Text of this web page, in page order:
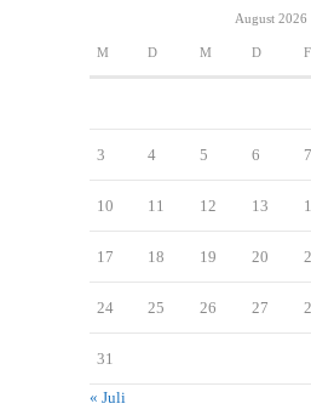
August 2026
M D M D F
3 4 5 6 7
10 11 12 13
17 18 19 20
24 25 26 27
31
« Juli